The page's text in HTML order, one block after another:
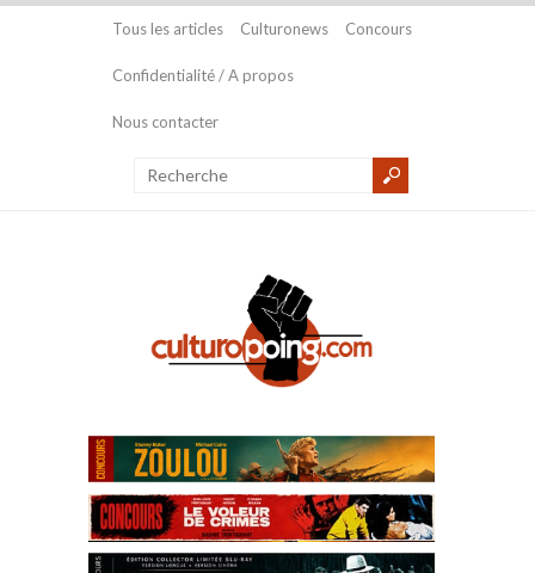
Tous les articles Culturonews Concours
Confidentialité / A propos
Nous contacter